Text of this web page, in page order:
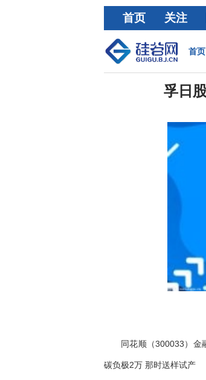
首页 关注
经济
首页
孚日
同花顺（300033）金
碳负极2万 那时送样试产